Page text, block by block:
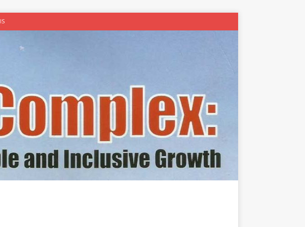
Menu Sehat
Sosmocaf
Triliun